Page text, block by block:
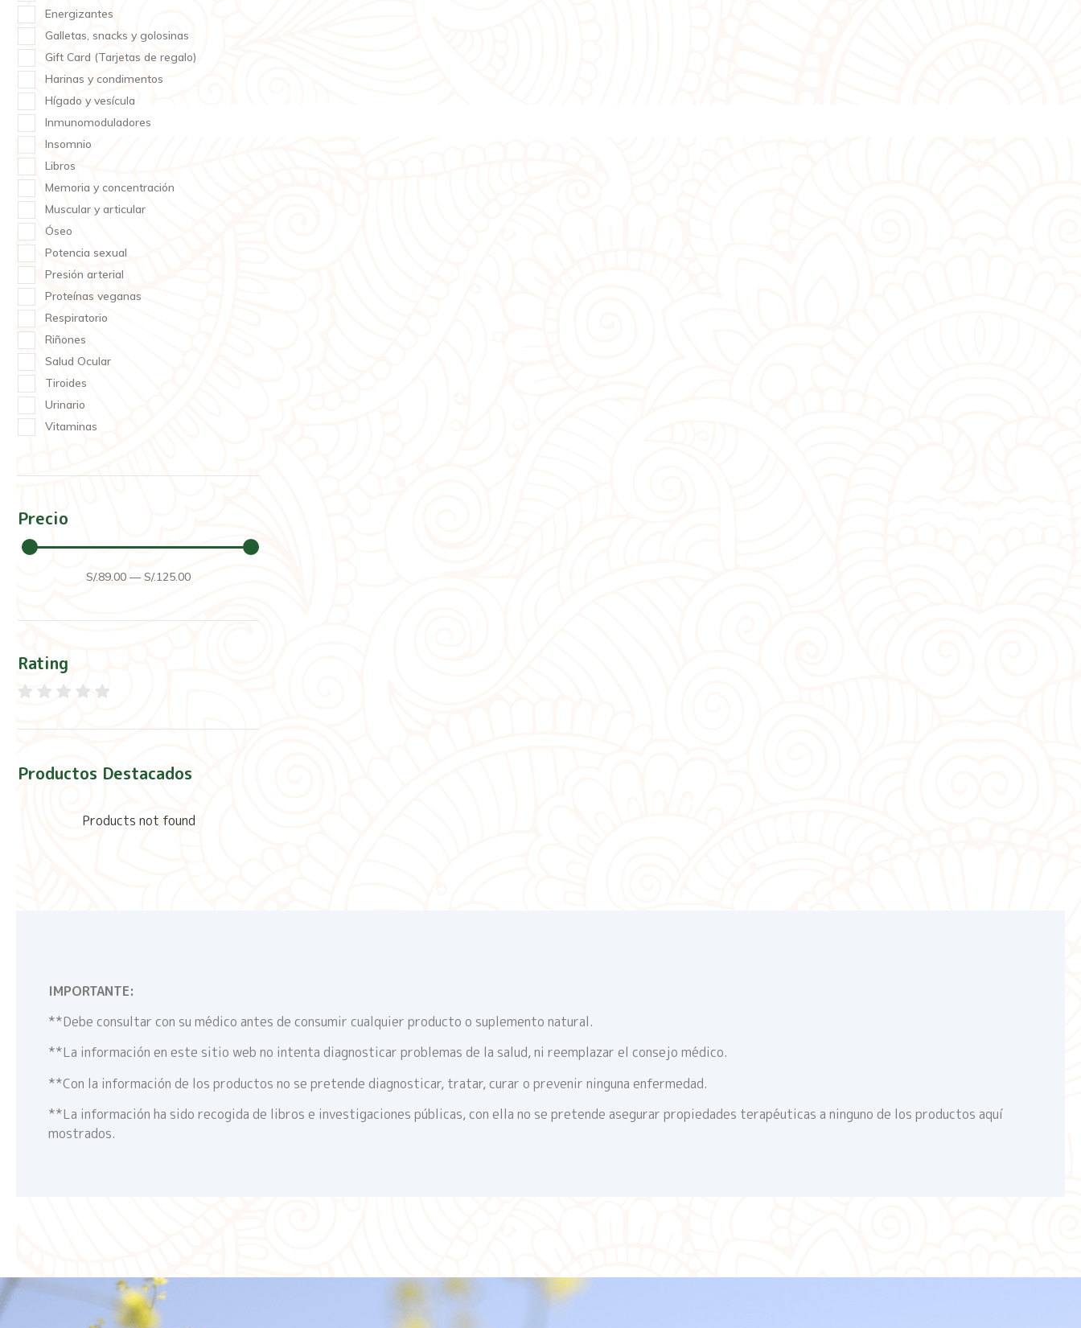
Energizantes
Galletas, snacks y golosinas
Gift Card (Tarjetas de regalo)
Harinas y condimentos
Hígado y vesícula
Inmunomoduladores
Insomnio
Libros
Memoria y concentración
Muscular y articular
Óseo
Potencia sexual
Presión arterial
Proteínas veganas
Respiratorio
Riñones
Salud Ocular
Tiroides
Urinario
Vitaminas
Precio
S/.89.00 —S/.125.00
Rating
Productos Destacados
Products not found
IMPORTANTE:
**Debe consultar con su médico antes de consumir cualquier producto o suplemento natural.
**La información en este sitio web no intenta diagnosticar problemas de la salud, ni reemplazar el consejo médico.
**Con la información de los productos no se pretende diagnosticar, tratar, curar o prevenir ninguna enfermedad.
**La información ha sido recogida de libros e investigaciones públicas, con ella no se pretende asegurar propiedades terapéuticas a ninguno de los productos aquí
mostrados.